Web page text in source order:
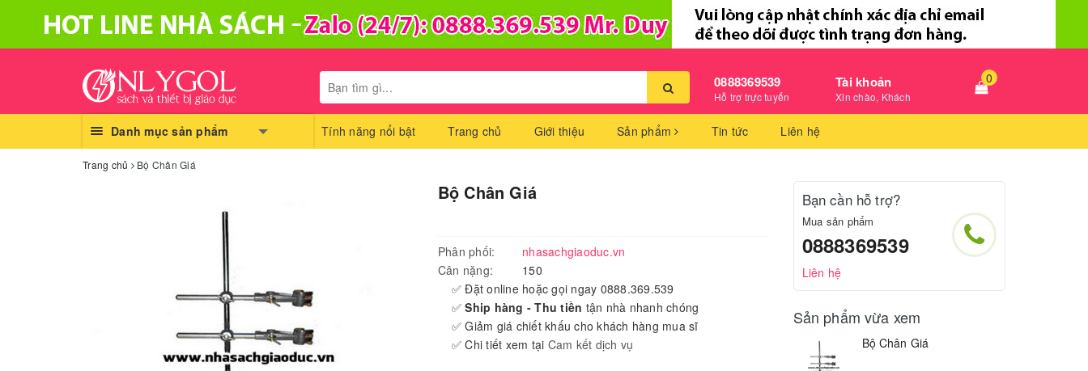
0888369539
Hỗ trợ trực tuyến
Tài khoản
Xin chào, Khách
0
Danh mục sản phẩm Tính năng nổi bật Trang chủ Giới thiệu Sản phẩm Tin tức Liên hệ
Trang chủ Bộ Chân Giá
Bộ Chân Giá
Phân phối:
nhasachgiaoduc.vn
Cân nặng:
150
✅ Đặt online hoặc gọi ngay 0888.369.539
✅Ship hàng - Thu tiền tận nhà nhanh chóng
✅ Giảm giá chiết khấu cho khách hàng mua sĩ
✅ Chi tiết xem tại Cam kết dịch vụ
Bạn cần hỗ trợ?
Mua sản phẩm
0888369539
Liên hệ
Sản phẩm vừa xem
Bộ Chân Giá